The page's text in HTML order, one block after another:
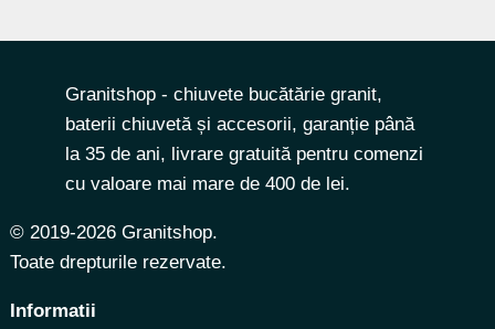
Granitshop - chiuvete bucătărie granit,
baterii chiuvetă și accesorii, garanție până
la 35 de ani, livrare gratuită pentru comenzi
cu valoare mai mare de 400 de lei.
© 2019-2026 Granitshop.
Toate drepturile rezervate.
Informatii